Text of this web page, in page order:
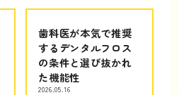
歯科医が本気で推奨
するデンタルフロス
の条件と選び抜かれ
た機能性
2026.05.16